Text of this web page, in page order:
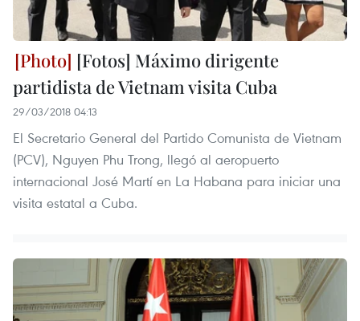
[Fotos] Máximo dirigente
partidista de Vietnam visita Cuba
29/03/2018 04:13
El Secretario General del Partido Comunista de Vietnam
(PCV), Nguyen Phu Trong, llegó al aeropuerto
internacional José Martí en La Habana para iniciar una
visita estatal a Cuba.